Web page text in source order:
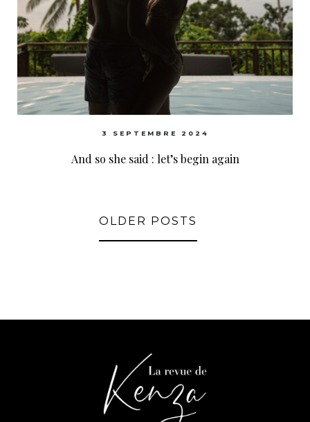
3 SEPTEMBRE 2024
And so she said : let’s begin again
OLDER POSTS